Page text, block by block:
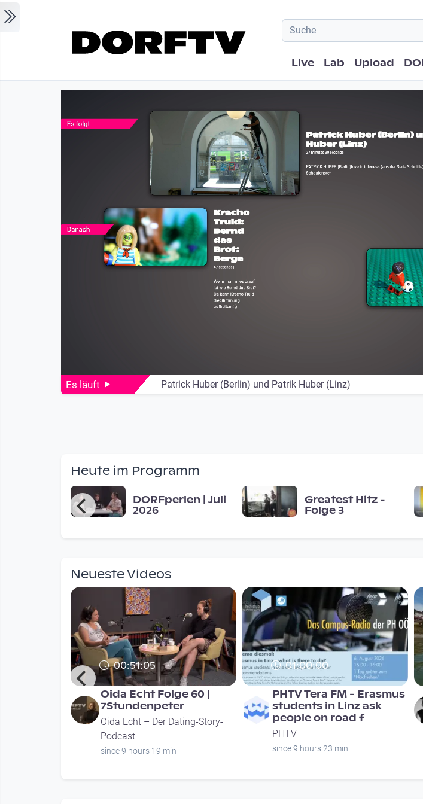
Hauptnavigation
Live Lab Upload
Es läuft Patrick Huber (Berlin) und Patrik Huber (Linz)
Heute im Programm
DORFperlen | Juli
2026
Greatest Hitz -
Folge 3
Neueste Videos
00:51:05
Oida Echt Folge 60 |
7Stundenpeter
Oida Echt – Der Dating-Story-
Podcast
since 9 hours 19 min
01:00:00
PHTV Tera FM - Erasmus
students in Linz ask
people on road f
PHTV
since 9 hours 23 min